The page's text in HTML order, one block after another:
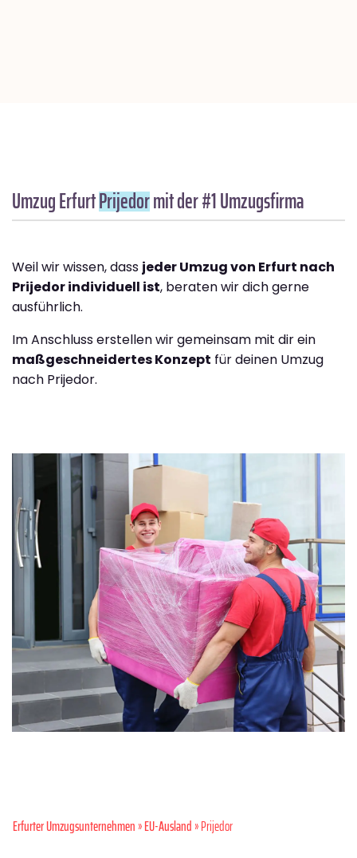
Umzug ErfurtPrijedormit der #1 Umzugsfirma
Weil wir wissen, dass jeder Umzug von Erfurt nach
Prijedor individuell ist, beraten wir dich gerne
ausführlich.
Im Anschluss erstellen wir gemeinsam mit dir ein
maßgeschneidertes Konzept für deinen Umzug
nach Prijedor.
Erfurter Umzugsunternehmen»EU-Ausland» Prijedor